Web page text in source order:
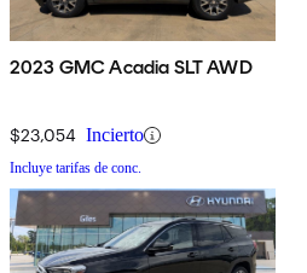
2023 GMC Acadia SLT AWD
$23,054 Incierto
Incluye tarifas de conc.